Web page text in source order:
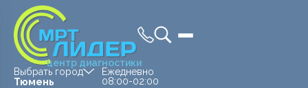
центр диагностики
Выбрать город
Тюмень
Ежедневно
08:00-02:00